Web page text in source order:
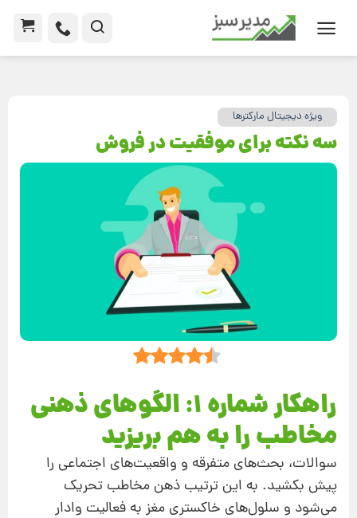
ویژه دیجیتال مارکترها
سه نکته برای موفقیت در فروش
راهکار شماره 1: الگوهای ذهنی
مخاطب را به هم بریزید
سوالات، بحث‌های متفرقه و واقعیت‌های اجتماعی را
پیش بکشید. به این ترتیب ذهن مخاطب تحریک
می‌شود و سلول‌های خاکستری مغز به فعالیت وادار